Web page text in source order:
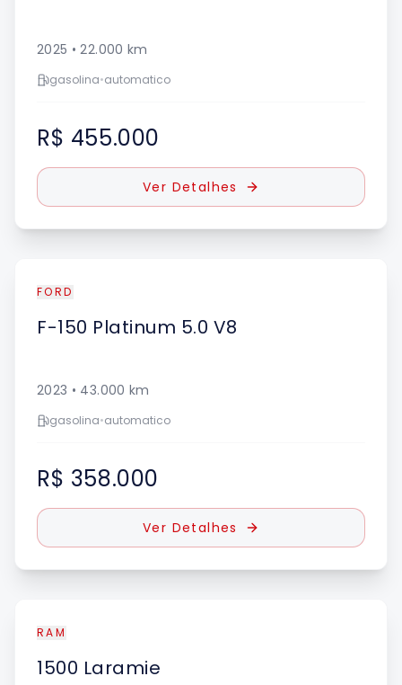
2025 •22.000 km
gasolina•automatico
R$ 455.000
Ver Detalhes
FORD
F-150 Platinum 5.0 V8
2023 • 43.000 km
gasolina•automatico
R$ 358.000
Ver Detalhes
RAM
1500 Laramie